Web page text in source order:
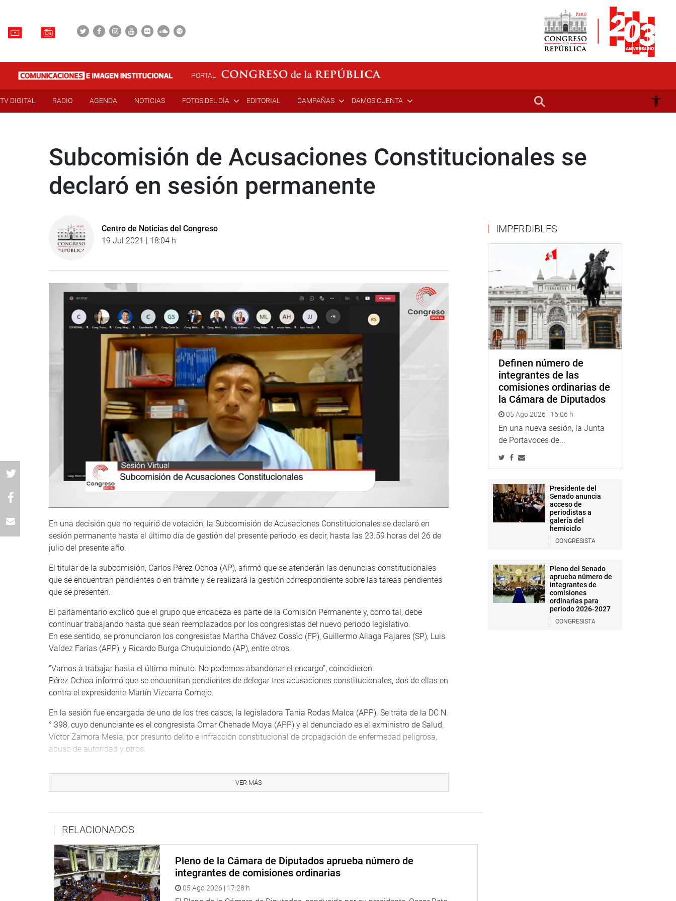
PORTAL
TV DIGITAL RADIO AGENDA NOTICIAS FOTOS DEL DÍA EDITORIAL CAMPAÑAS DAMOS CUENTA
Subcomisión de Acusaciones Constitucionales se
declaró en sesión permanente
Centro de Noticias del Congreso
19 Jul 2021 | 18:04 h
En una decisión que no requirió de votación, la Subcomisión de Acusaciones Constitucionales se declaró en
sesión permanente hasta el último día de gestión del presente periodo, es decir, hasta las 23.59 horas del 26 de
julio del presente año.
El titular de la subcomisión, Carlos Pérez Ochoa (AP), afirmó que se atenderán las denuncias constitucionales
que se encuentran pendientes o en trámite y se realizará la gestión correspondiente sobre las tareas pendientes
que se presenten.
El parlamentario explicó que el grupo que encabeza es parte de la Comisión Permanente y, como tal, debe
continuar trabajando hasta que sean reemplazados por los congresistas del nuevo periodo legislativo.
En ese sentido, se pronunciaron los congresistas Martha Chávez Cossìo (FP), Guillermo Aliaga Pajares (SP), Luis
Valdez Farías (APP), y Ricardo Burga Chuquipiondo (AP), entre otros.
“Vamos a trabajar hasta el último minuto. No podemos abandonar el encargo”, coincidieron.
Pérez Ochoa informó que se encuentran pendientes de delegar tres acusaciones constitucionales, dos de ellas en
contra el expresidente Martín Vizcarra Cornejo.
En la sesión fue encargada de uno de los tres casos, la legisladora Tania Rodas Malca (APP). Se trata de la DC N.
° 398, cuyo denunciante es el congresista Omar Chehade Moya (APP) y el denunciado es el exministro de Salud,
Víctor Zamora Mesía, por presunto delito e infracción constitucional de propagación de enfermedad peligrosa,
abuso de autoridad y otros.
El congresista Pérez Ochoa hizo un balance de la gestión cumplida en el período que les tocó asumir el encargo.
constitucionales y declaró procedentes 18. Asimismo, fueron declaradas improcedentes 5; inadmisibles 1, y
mixtas 3.
Derivó a la Comisión Permanente 10 informes finales y quedó 1 para debatir en el Pleno.
Informó que la Comisión Permanente aprobó 4 informes finales y 3 fueron por el Pleno.
Se refirió también a los casos emblemáticos de los que se ocuparon, como el N.° 247, en el que los denunciados
son los exmagistrados César Hinostroza Pariachi, Guido Aguila Grados, Julio Atilio Gutiérrez Pebes, Iván
VER MÁS
RELACIONADOS
Pleno de la Cámara de Diputados aprueba número de
integrantes de comisiones ordinarias
05 Ago 2026 | 17:28 h
IMPERDIBLES
Definen número de
integrantes de las
comisiones ordinarias de
la Cámara de Diputados
05 Ago 2026 | 16:06 h
En una nueva sesión, la Junta
de Portavoces de...
Presidente del
Senado anuncia
acceso de
periodistas a
galería del
hemiciclo
CONGRESISTA
Pleno del Senado
aprueba número de
integrantes de
comisiones
ordinarias para
periodo 2026-2027
CONGRESISTA